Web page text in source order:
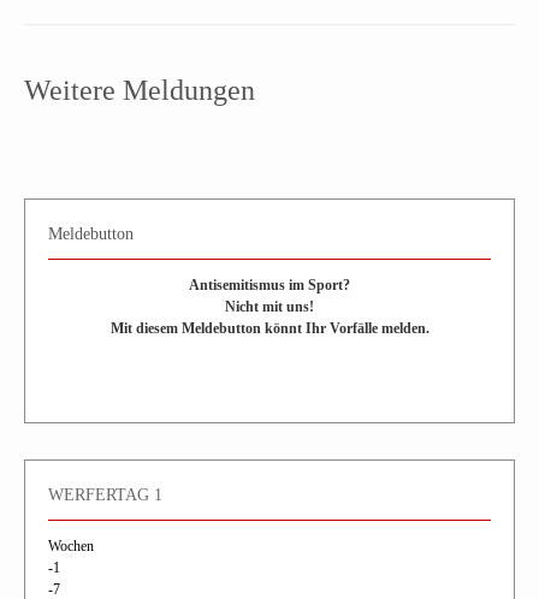
Weitere Meldungen
Meldebutton
Antisemitismus im Sport?
Nicht mit uns!
Mit diesem Meldebutton könnt Ihr Vorfälle melden.
WERFERTAG 1
Wochen
-1
-7